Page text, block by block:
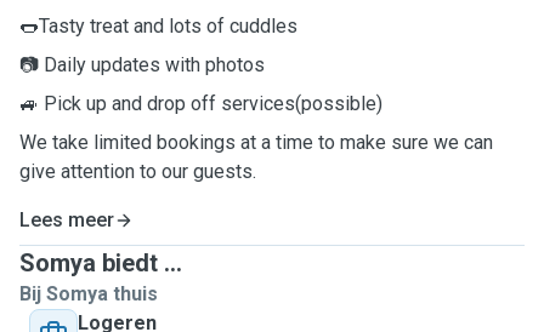
🌭Tasty treat and lots of cuddles
📷 Daily updates with photos
🚙 Pick up and drop off services(possible)
We take limited bookings at a time to make sure we can
give attention to our guests.
Lees meer
Somya biedt ...
Bij Somya thuis
Logeren